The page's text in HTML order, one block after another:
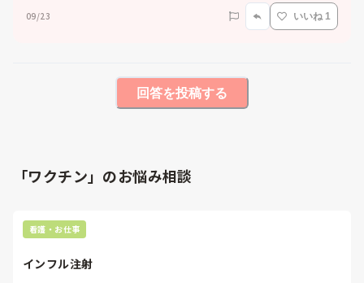
09/23 いいね 1
回答を投稿する
「ワクチン」のお悩み相談
看護・お仕事
インフル注射